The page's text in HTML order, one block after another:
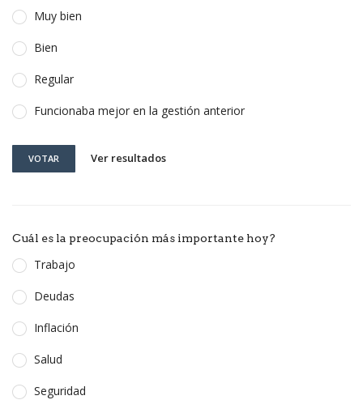
Muy bien
Bien
Regular
Funcionaba mejor en la gestión anterior
VOTAR Ver resultados
Cuál es la preocupación más importante hoy?
Trabajo
Deudas
Inflación
Salud
Seguridad